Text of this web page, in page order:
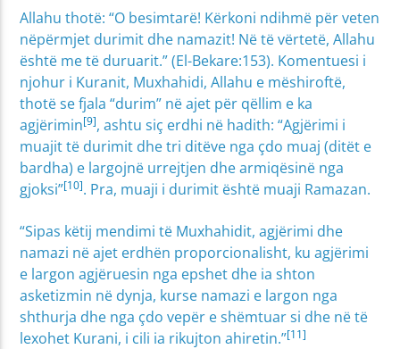
Allahu thotë: “O besimtarë! Kërkoni ndihmë për veten
nëpërmjet durimit dhe namazit! Në të vërtetë, Allahu
është me të duruarit.” (El-Bekare:153). Komentuesi i
njohur i Kuranit, Muxhahidi, Allahu e mëshiroftë,
thotë se fjala “durim” në ajet për qëllim e ka
agjërimin[9], ashtu siç erdhi në hadith: “Agjërimi i
muajit të durimit dhe tri ditëve nga çdo muaj (ditët e
bardha) e largojnë urrejtjen dhe armiqësinë nga
gjoksi”[10]. Pra, muaji i durimit është muaji Ramazan.
“Sipas këtij mendimi të Muxhahidit, agjërimi dhe
namazi në ajet erdhën proporcionalisht, ku agjërimi
e largon agjëruesin nga epshet dhe ia shton
asketizmin në dynja, kurse namazi e largon nga
shthurja dhe nga çdo vepër e shëmtuar si dhe në të
lexohet Kurani, i cili ia rikujton ahiretin.”[11]